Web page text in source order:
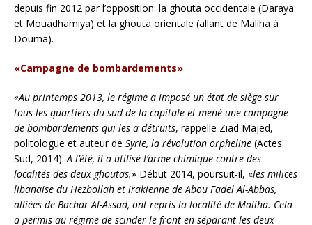
depuis fin 2012 par l’opposition: la ghouta occidentale (Daraya
et Mouadhamiya) et la ghouta orientale (allant de Maliha à
Douma).
«Campagne de bombardements»
«Au printemps 2013, le régime a imposé un état de siège sur
tous les quartiers du sud de la capitale et mené une campagne
de bombardements qui les a détruits, rappelle Ziad Majed,
politologue et auteur de Syrie, la révolution orpheline (Actes
Sud, 2014). A l’été, il a utilisé l’arme chimique contre des
localités des deux ghoutas.» Début 2014, poursuit-il, «les milices
libanaise du Hezbollah et irakienne de Abou Fadel Al-Abbas,
alliées de Bachar Al-Assad, ont repris la localité de Maliha. Cela
a permis au régime de scinder le front en séparant les deux